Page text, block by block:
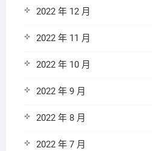
2022 年 12 月
2022 年 11 月
2022 年 10 月
2022 年 9 月
2022 年 8 月
2022 年 7 月